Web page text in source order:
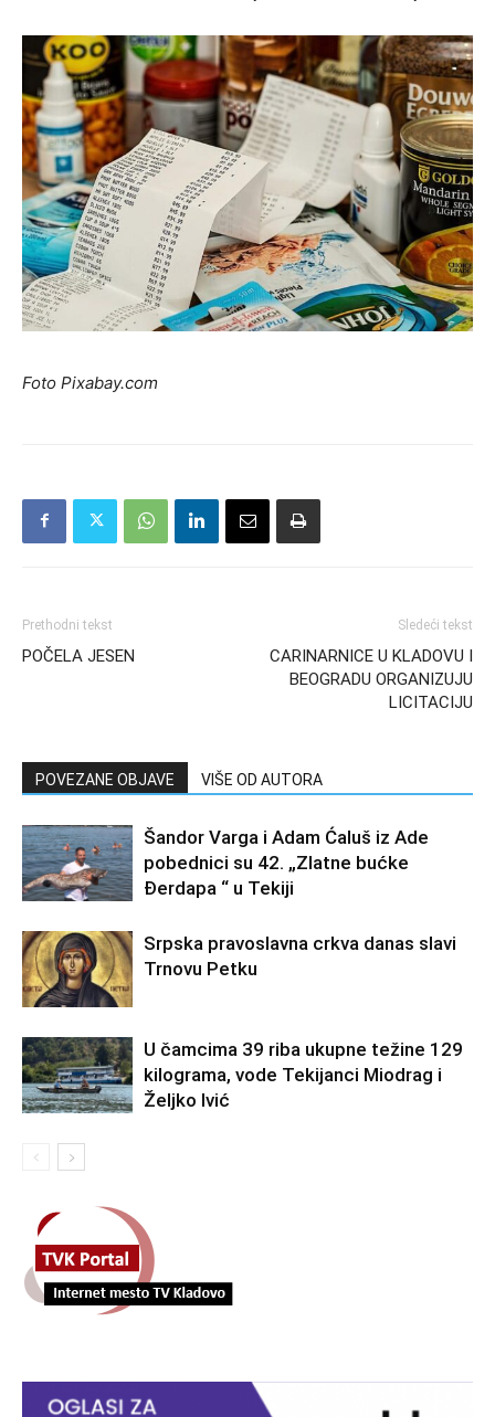
Foto Pixabay.com
Prethodni tekst
POČELA JESEN
Sledeći tekst
CARINARNICE U KLADOVU I
BEOGRADU ORGANIZUJU
LICITACIJU
POVEZANE OBJAVE VIŠE OD AUTORA
Šandor Varga i Adam Ćaluš iz Ade
pobednici su 42. „Zlatne bućke
Đerdapa “ u Tekiji
Srpska pravoslavna crkva danas slavi
Trnovu Petku
U čamcima 39 riba ukupne težine 129
kilograma, vode Tekijanci Miodrag i
Željko Ivić